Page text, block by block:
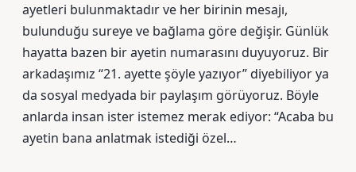
ayetleri bulunmaktadır ve her birinin mesajı,
bulunduğu sureye ve bağlama göre değişir. Günlük
hayatta bazen bir ayetin numarasını duyuyoruz. Bir
arkadaşımız “21. ayette şöyle yazıyor” diyebiliyor ya
da sosyal medyada bir paylaşım görüyoruz. Böyle
anlarda insan ister istemez merak ediyor: “Acaba bu
ayetin bana anlatmak istediği özel…